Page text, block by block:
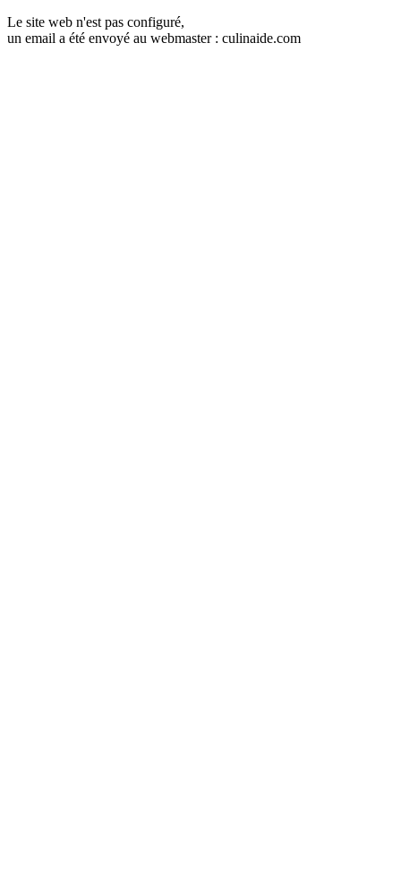
Le site web n'est pas configuré,
un email a été envoyé au webmaster : culinaide.com